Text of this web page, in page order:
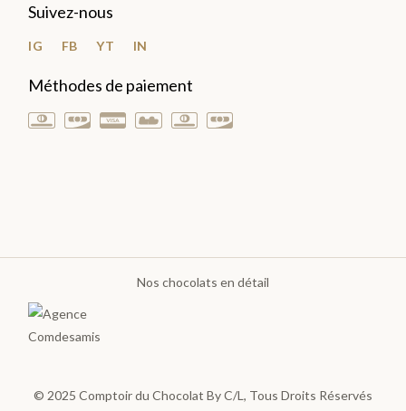
>
GOURMANDISES
poches
sachets
Suivez-nous
IG FB YT IN
Méthodes de paiement
Nos chocolats en détail
© 2025 Comptoir du Chocolat By C/L , Tous Droits Réservés